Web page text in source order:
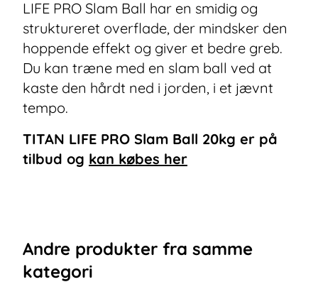
LIFE PRO Slam Ball har en smidig og
struktureret overflade, der mindsker den
hoppende effekt og giver et bedre greb.
Du kan træne med en slam ball ved at
kaste den hårdt ned i jorden, i et jævnt
tempo.
TITAN LIFE PRO Slam Ball 20kg er på
tilbud og kan købes her
Andre produkter fra samme
kategori